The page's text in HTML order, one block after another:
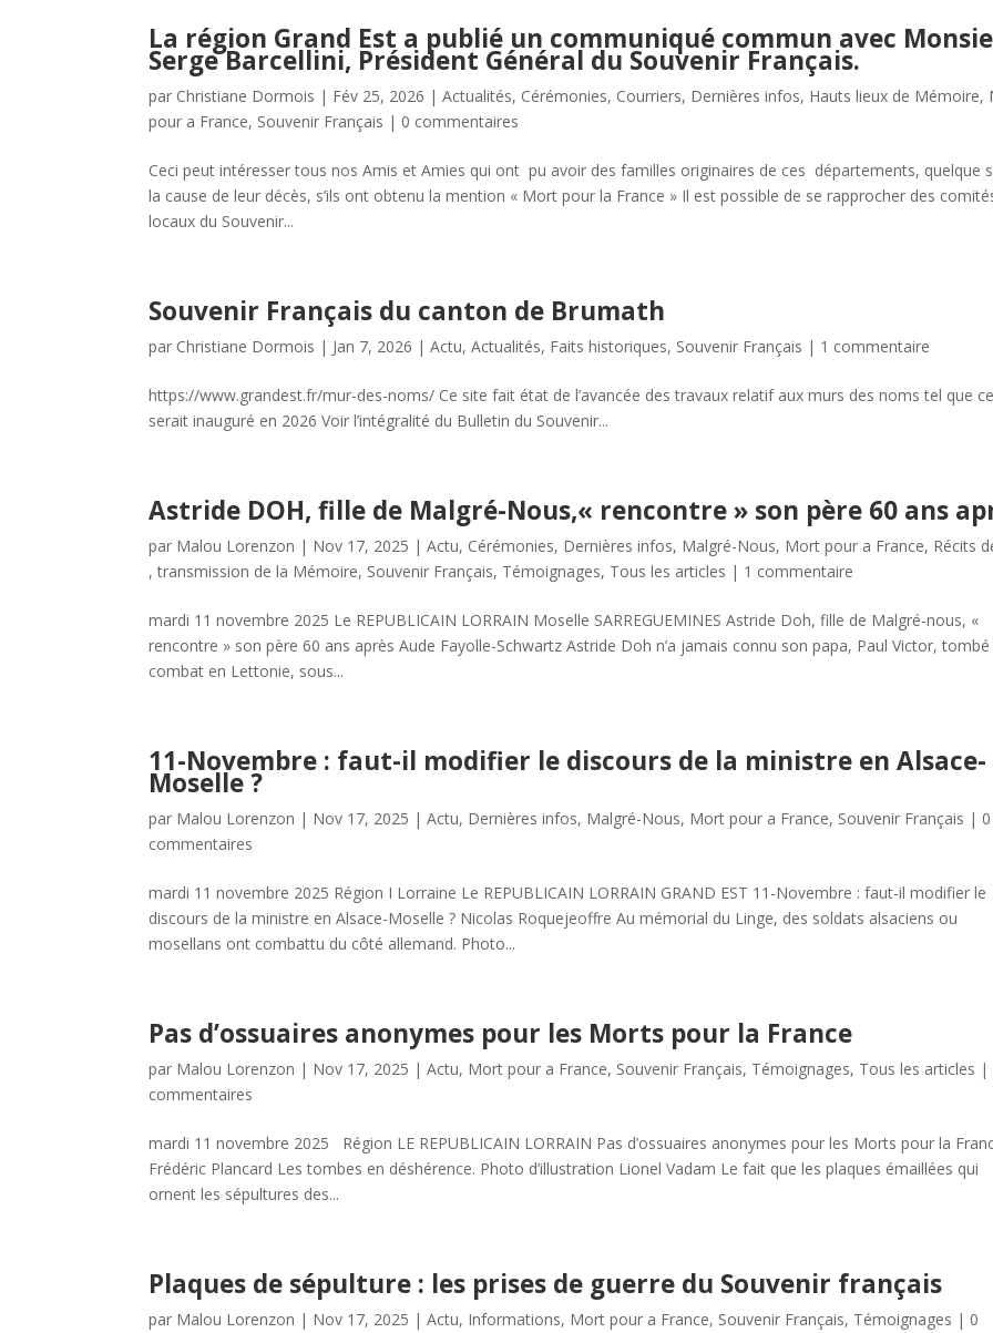
La région Grand Est a publié un communiqué commun avec
Serge Barcellini, Président Général du Souvenir Français.
par Christiane Dormois | Fév 25, 2026 |Actualités, Cérémonies, Courriers, Dernières infos, Hauts lieux de Mémoire,
pour a France, Souvenir Français | 0 commentaires
Ceci peut intéresser tous nos Amis et Amies qui ont pu avoir des familles originaires de ces départements, quelque
la cause de leur décès, s’ils ont obtenu la mention « Mort pour la France » Il est possible de se rapprocher des
locaux du Souvenir...
Souvenir Français du canton de Brumath
par Christiane Dormois | Jan 7, 2026 |Actu,Actualités, Faits historiques, Souvenir Français | 1 commentaire
https://www.grandest.fr/mur-des-noms/ Ce site fait état de l’avancée des travaux relatif aux murs des noms tel que
serait inauguré en 2026 Voir l’intégralité du Bulletin du Souvenir...
Astride DOH, fille de Malgré-Nous,« rencontre » son père 60 ans
par Malou Lorenzon | Nov 17, 2025 |Actu, Cérémonies, Dernières infos, Malgré-Nous, Mort pour a France, Récits
, transmission de la Mémoire, Souvenir Français, Témoignages, Tous les articles | 1 commentaire
mardi 11 novembre 2025 Le REPUBLICAIN LORRAIN Moselle SARREGUEMINES Astride Doh, fille de Malgré-nous, «
rencontre » son père 60 ans après Aude Fayolle-Schwartz Astride Doh n’a jamais connu son papa, Paul Victor,
combat en Lettonie, sous...
11-Novembre : faut-il modifier le discours de la ministre en Alsace-
Moselle ?
par Malou Lorenzon | Nov 17, 2025 |Actu, Dernières infos, Malgré-Nous, Mort pour a France, Souvenir Français | 0
commentaires
mardi 11 novembre 2025 Région I Lorraine Le REPUBLICAIN LORRAIN GRAND EST 11-Novembre : faut-il modifier le
discours de la ministre en Alsace-Moselle ? Nicolas Roquejeoffre Au mémorial du Linge, des soldats alsaciens ou
mosellans ont combattu du côté allemand. Photo...
Pas d’ossuaires anonymes pour les Morts pour la France
par Malou Lorenzon | Nov 17, 2025 |Actu, Mort pour a France, Souvenir Français, Témoignages, Tous les articles |
commentaires
mardi 11 novembre 2025 Région LE REPUBLICAIN LORRAIN Pas d’ossuaires anonymes pour les Morts pour la
Frédéric Plancard Les tombes en déshérence. Photo d’illustration Lionel Vadam Le fait que les plaques émaillées qui
ornent les sépultures des...
Plaques de sépulture : les prises de guerre du Souvenir français
par Malou Lorenzon | Nov 17, 2025 |Actu, Informations, Mort pour a France, Souvenir Français, Témoignages | 0